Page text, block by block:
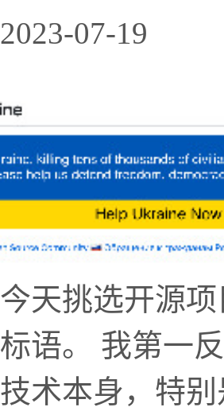
2023-07-19
今天挑选开源
标语。 我第一
技术本身，特